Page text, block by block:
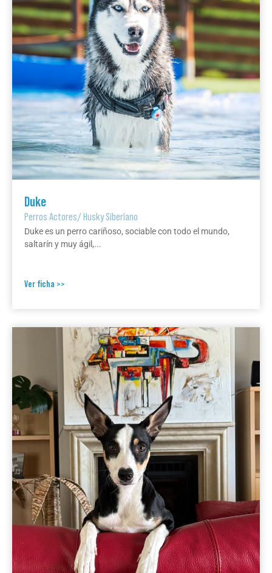
Duke
Perros Actores/Husky Siberiano
Duke es un perro cariñoso, sociable con todo el mundo,
saltarín y muy ágil,...
Ver ficha >>